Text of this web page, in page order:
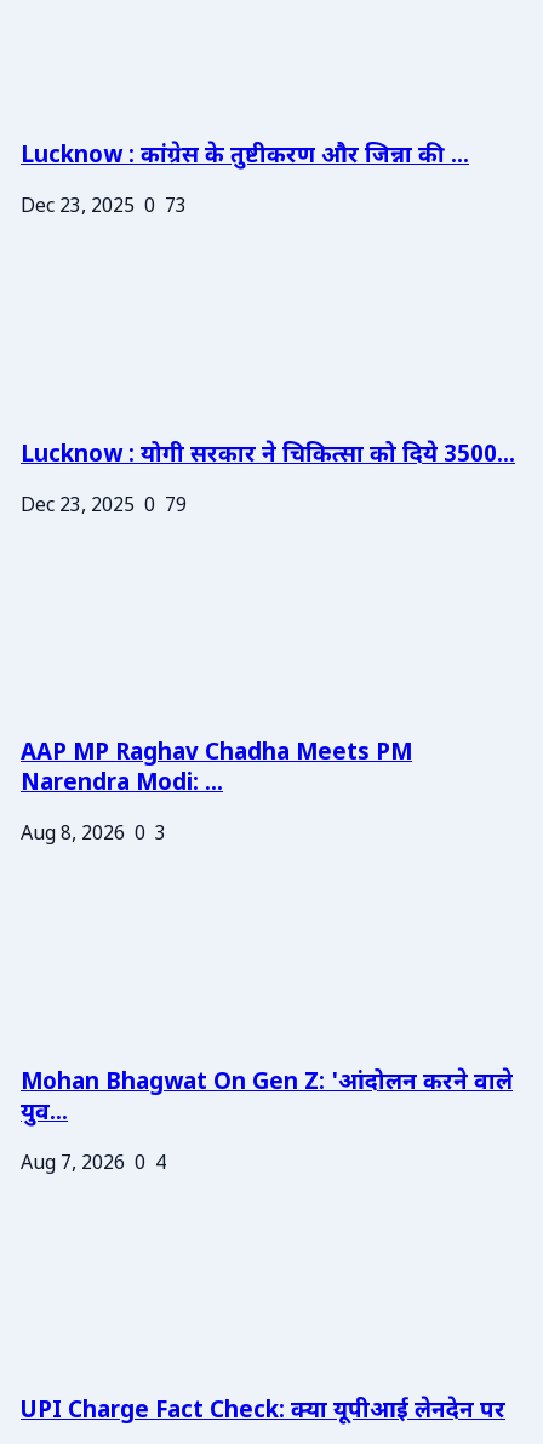
Lucknow : कांग्रेस के तुष्टीकरण और जिन्ना की ...
Dec 23, 2025 0 73
Lucknow : योगी सरकार ने चिकित्सा को दिये 3500...
Dec 23, 2025 0 79
AAP MP Raghav Chadha Meets PM
Narendra Modi: ...
Aug 8, 2026 0 3
Mohan Bhagwat On Gen Z: 'आंदोलन करने वाले
युव...
Aug 7, 2026 0 4
UPI Charge Fact Check: क्या यूपीआई लेनदेन पर